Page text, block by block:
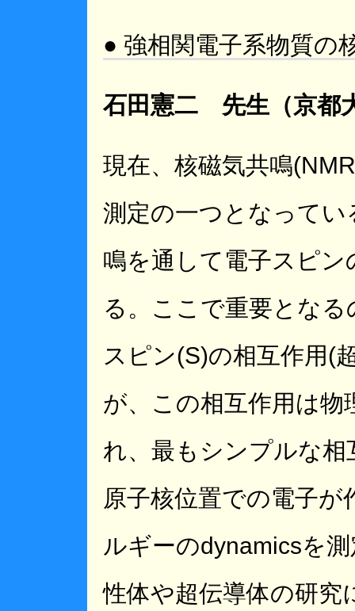
● 強相関電子系物質の
石田憲二 先生（京
現在、核磁気共鳴
測定の一つとなって
鳴を通して電子スピ
る。ここで重要とな
スピン(S)の相互作用(
が、この相互作用は物
れ、最もシンプルな
原子核位置での電子
ルギーのdynamicsを
性体や超伝導体の研究